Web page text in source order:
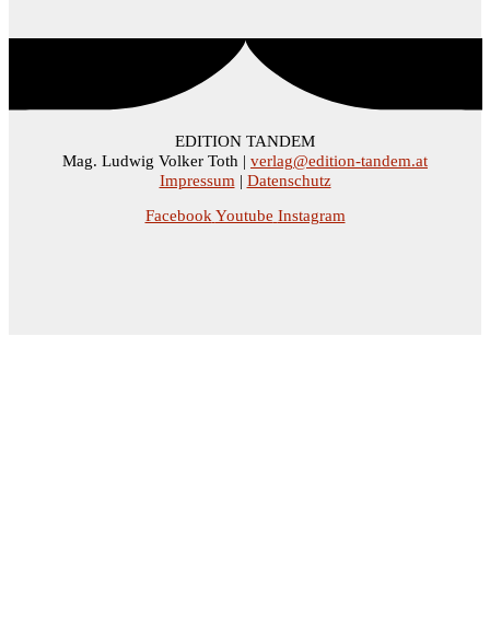
EDITION TANDEM
Mag. Ludwig Volker Toth | verlag@edition-tandem.at
Impressum | Datenschutz
Facebook Youtube Instagram